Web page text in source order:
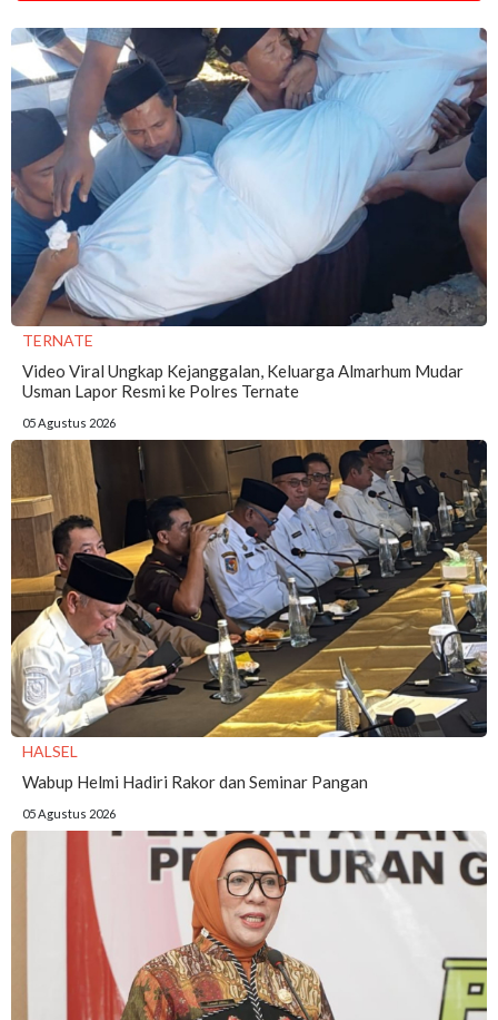
TERNATE
Video Viral Ungkap Kejanggalan, Keluarga Almarhum Mudar
Usman Lapor Resmi ke Polres Ternate
05 Agustus 2026
HALSEL
Wabup Helmi Hadiri Rakor dan Seminar Pangan
05 Agustus 2026